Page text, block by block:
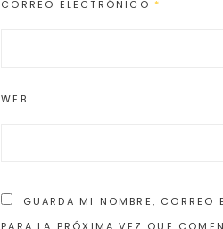
CORREO ELECTRÓNICO *
WEB
GUARDA MI NOMBRE, CORREO
PARA LA PRÓXIMA VEZ QUE